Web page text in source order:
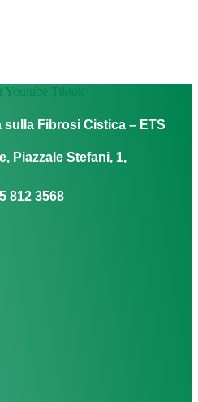
Youtube Tiktok
sulla Fibrosi Cistica – ETS
Piazzale Stefani, 1,
812 3568